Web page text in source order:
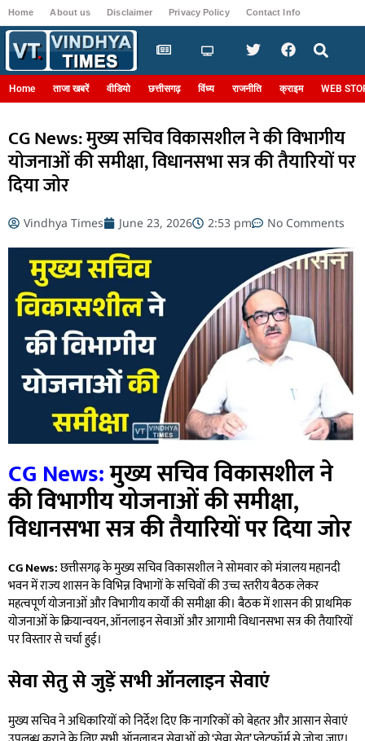
Home About us Disclaimer Privacy Policy Contact Info
Home ताजा खबरें वीडियो छत्तीसगढ़ विंध्य राजनीति क्राइम WEB
CG News: मुख्य सचिव विकासशील ने की विभागीय
योजनाओं की समीक्षा, विधानसभा सत्र की तैयारियों पर
दिया जोर
Vindhya Times June 23, 2026 2:53 pm No Comments
CG News:मुख्य सचिव विकासशील ने
की विभागीय योजनाओं की समीक्षा,
विधानसभा सत्र की तैयारियों पर दिया जोर
CG News:छत्तीसगढ़ के मुख्य सचिव विकासशील ने सोमवार को मंत्रालय महानदी
भवन में राज्य शासन के विभिन्न विभागों के सचिवों की उच्च स्तरीय बैठक लेकर
महत्वपूर्ण योजनाओं और विभागीय कार्यों की समीक्षा की। बैठक में शासन की प्राथमिक
योजनाओं के क्रियान्वयन, ऑनलाइन सेवाओं और आगामी विधानसभा सत्र की तैयारियों
पर विस्तार से चर्चा हुई।
सेवा सेतु से जुड़ें सभी ऑनलाइन सेवाएं
मुख्य सचिव ने अधिकारियों को निर्देश दिए कि नागरिकों को बेहतर और आसान सेवाएं